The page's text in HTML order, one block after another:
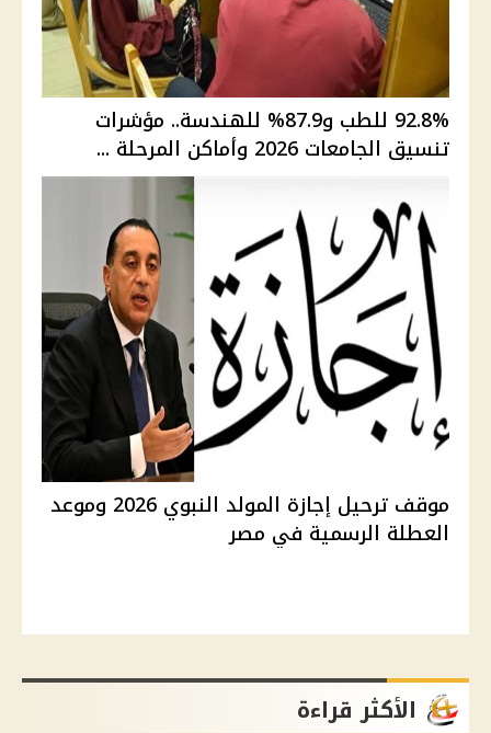
92.8% للطب و87.9% للهندسة.. مؤشرات
تنسيق الجامعات 2026 وأماكن المرحلة ...
موقف ترحيل إجازة المولد النبوي 2026 وموعد
العطلة الرسمية في مصر
الأكثر قراءة